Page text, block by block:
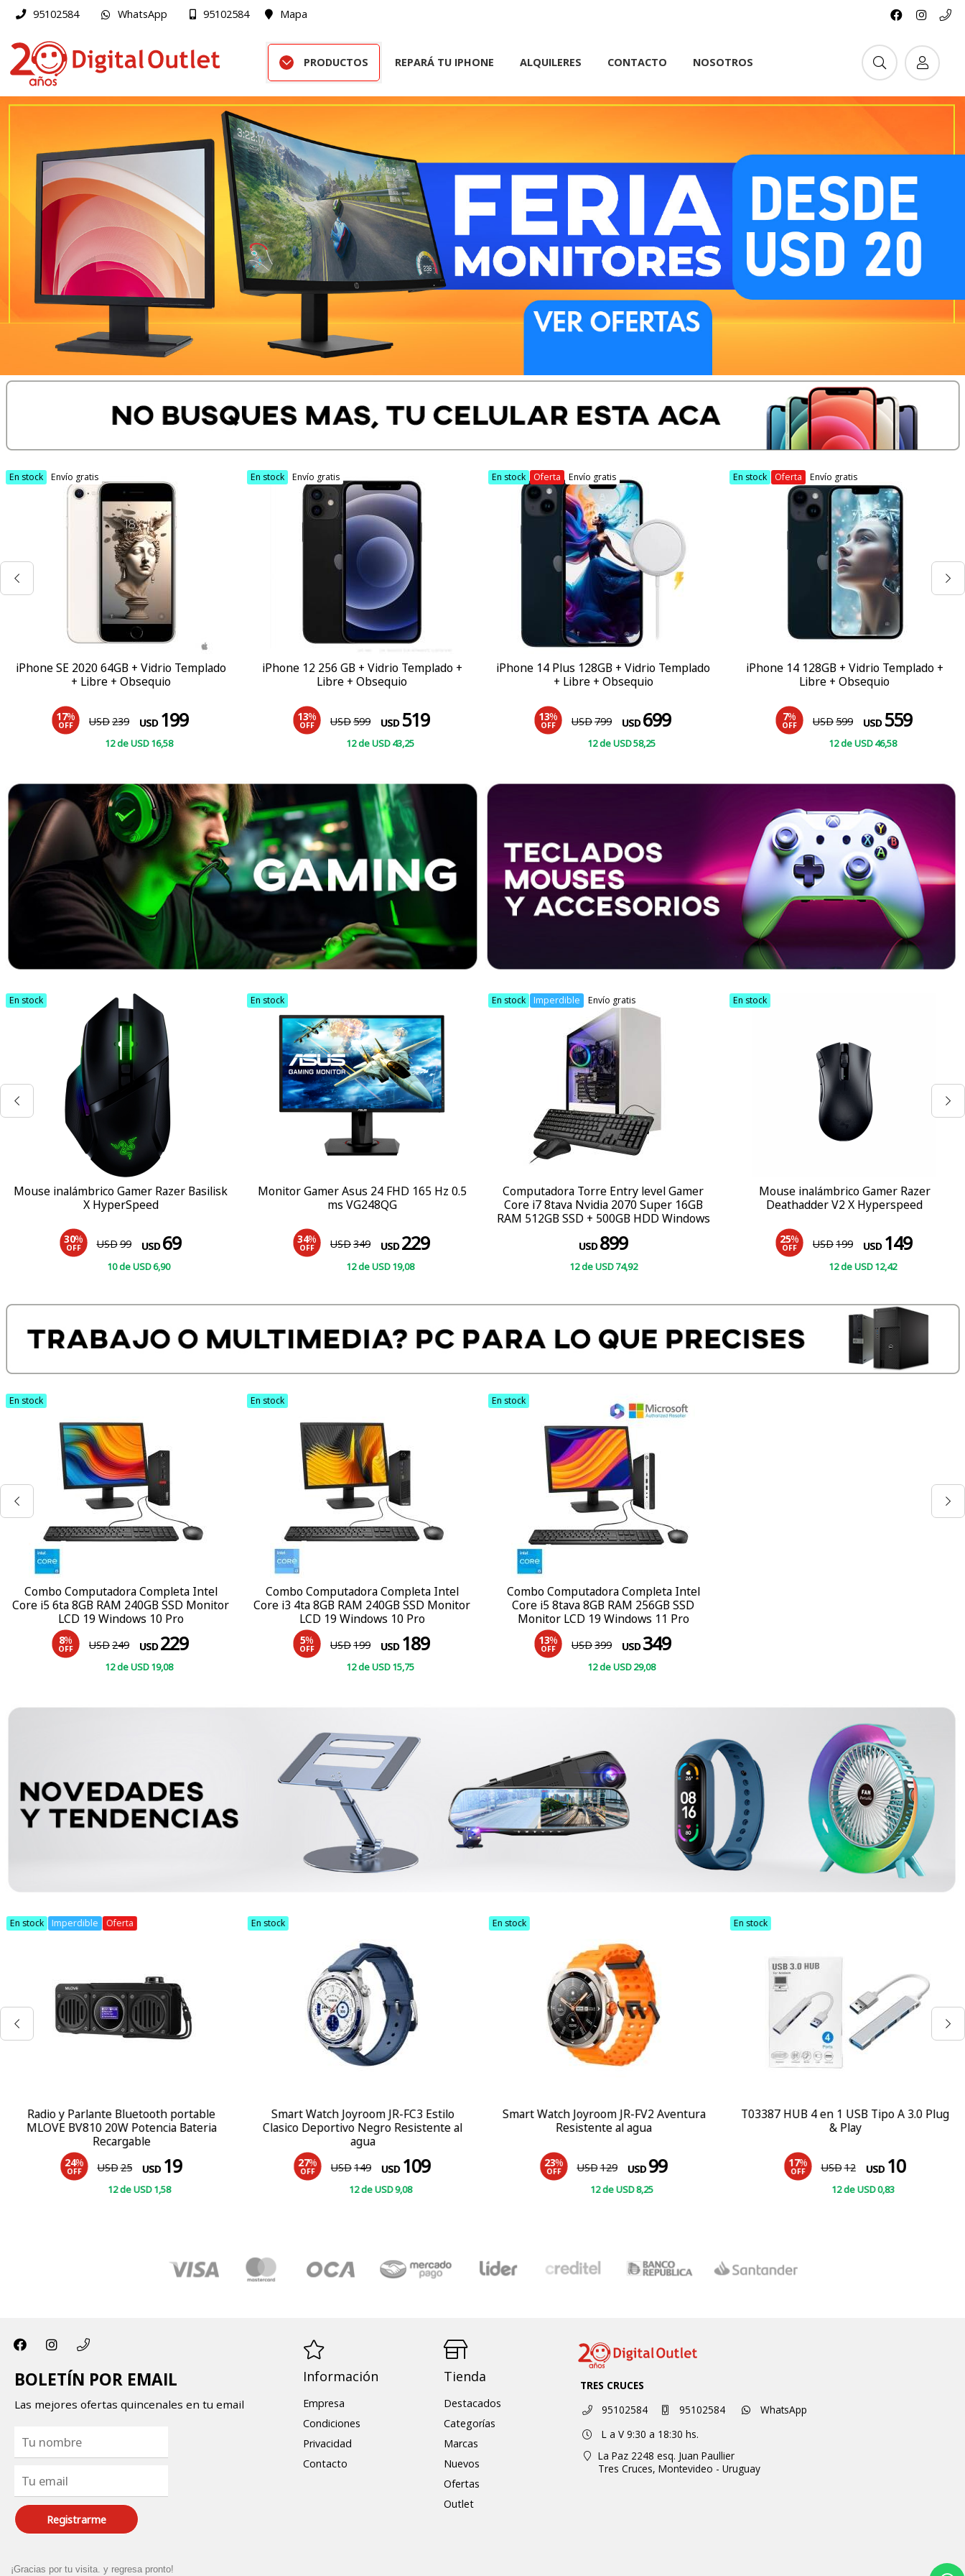
95102584 WhatsApp 95102584 Mapa
PRODUCTOS REPARÁ TU IPHONE ALQUILERES CONTACTO NOSOTROS
En stock Envío gratis
iPhone SE 2020 64GB + Vidrio Templado
+ Libre + Obsequio
17%
OFF USD239 USD 199
12deUSD16,58
COMPRAR
En stock Envío gratis
iPhone 12 256 GB + Vidrio Templado +
Libre + Obsequio
13%
OFF USD599 USD 519
12deUSD43,25
COMPRAR
En stock Oferta Envío gratis
iPhone 14 Plus 128GB + Vidrio Templado
+ Libre + Obsequio
13%
OFF USD799 USD 699
12deUSD58,25
COMPRAR
En stock Oferta Envío gratis
iPhone 14 128GB + Vidrio Templado +
Libre + Obsequio
7%
OFF USD599 USD 559
12deUSD46,58
COMPRAR
En stock
Mouse inalámbrico Gamer Razer Basilisk
X HyperSpeed
30%
OFF USD99 USD 69
10deUSD6,90
COMPRAR
En stock
Monitor Gamer Asus 24 FHD 165 Hz 0.5
ms VG248QG
34%
OFF USD349 USD 229
12deUSD19,08
COMPRAR
En stock Imperdible Envío gratis
Computadora Torre Entry level Gamer
Core i7 8tava Nvidia 2070 Super 16GB
RAM 512GB SSD + 500GB HDD Windows
USD 899
12deUSD74,92
COMPRAR
En stock
Mouse inalámbrico Gamer Razer
Deathadder V2 X Hyperspeed
25%
OFF USD199 USD 149
12deUSD12,42
COMPRAR
En stock
Combo Computadora Completa Intel
Core i5 6ta 8GB RAM 240GB SSD Monitor
LCD 19 Windows 10 Pro
8%
OFF USD249 USD 229
12deUSD19,08
COMPRAR
En stock
Combo Computadora Completa Intel
Core i3 4ta 8GB RAM 240GB SSD Monitor
LCD 19 Windows 10 Pro
5%
OFF USD199 USD 189
12deUSD15,75
COMPRAR
En stock
Combo Computadora Completa Intel
Core i5 8tava 8GB RAM 256GB SSD
Monitor LCD 19 Windows 11 Pro
13%
OFF USD399 USD 349
12deUSD29,08
COMPRAR
En stock Imperdible Oferta
Radio y Parlante Bluetooth portable
MLOVE BV810 20W Potencia Bateria
Recargable
24%
OFF USD25 USD 19
12de USD 1,58
COMPRAR
En stock
Smart Watch Joyroom JR-FC3 Estilo
Clasico Deportivo Negro Resistente al
agua
27%
OFF USD149 USD 109
12de USD9,08
COMPRAR
En stock
Smart Watch Joyroom JR-FV2 Aventura
Resistente al agua
23%
OFF USD129 USD 99
12de USD8,25
COMPRAR
En stock
T03387 HUB 4 en 1 USB Tipo A 3.0 Plug
& Play
17%
OFF USD12 USD 10
12de USD0,83
COMPRAR
BOLETÍN POR EMAIL
Las mejores ofertas quincenales en tu email
Registrarme
Información
Empresa
Condiciones
Privacidad
Contacto
Tienda
Destacados
Categorías
Marcas
Nuevos
Ofertas
Outlet
TRES CRUCES
95102584
95102584
WhatsApp
L a V 9:30 a 18:30 hs.
La Paz 2248 esq. Juan Paullier
Tres Cruces,Montevideo - Uruguay
¡Gracias por tu visita. y regresa pronto!